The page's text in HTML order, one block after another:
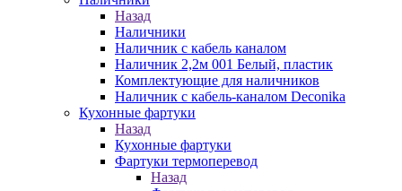
Назад
Наличники
Наличник с кабель каналом
Наличник 2,2м 001 Белый, пластик
Комплектующие для наличников
Наличник с кабель-каналом Deconika
Кухонные фартуки
Назад
Кухонные фартуки
Фартуки термоперевод
Назад